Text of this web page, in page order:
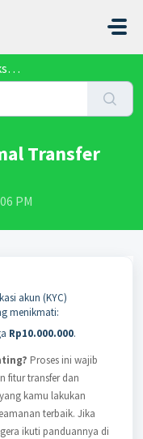
Transfer
PM
akun (KYC)
menikmati:
Rp10.000.000.
Proses ini wajib
fitur transfer dan
kamu lakukan
terbaik. Jika
ikuti panduannya di